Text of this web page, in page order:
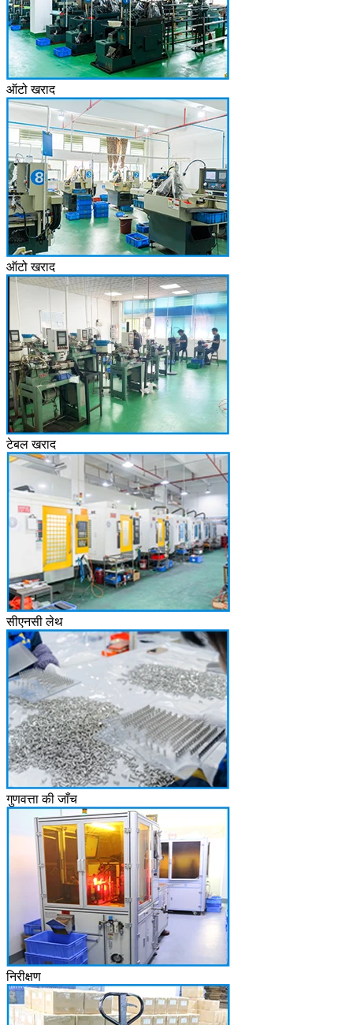
ऑटो खराद
ऑटो खराद
टेबल खराद
सीएनसी लेथ
गुणवत्ता की जाँच
निरीक्षण